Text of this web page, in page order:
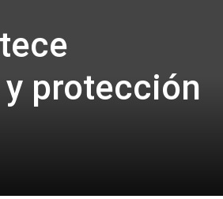
protección